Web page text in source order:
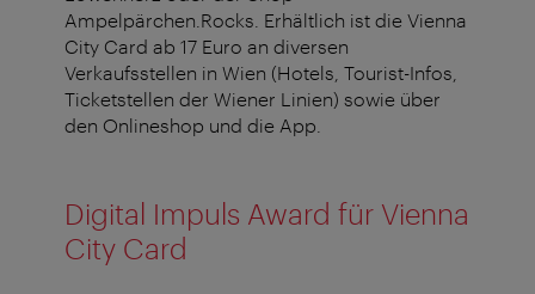
Ampelpärchen.Rocks. Erhältlich ist die Vienna
City Card ab 17 Euro an diversen
Verkaufsstellen in Wien (Hotels, Tourist-Infos,
Ticketstellen der Wiener Linien) sowie über
den Onlineshop und die App.
Digital Impuls Award für Vienna
City Card